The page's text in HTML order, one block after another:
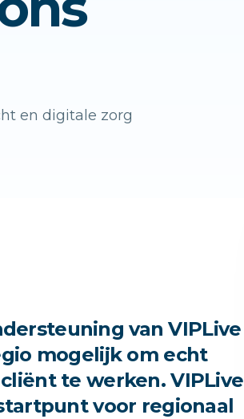
en digitale zorg
van VIPLive
mogelijk om echt
te werken. VIPLive
voor regionaal